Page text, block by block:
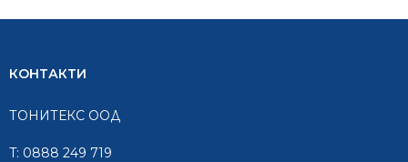
КОНТАКТИ
ТОНИТЕКС ООД
T: 0888 249 719